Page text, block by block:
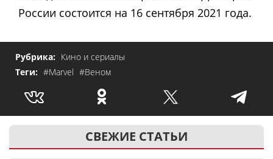
России состоится на 16 сентября 2021 года.
Рубрика: Кино и сериалы
Теги: #Marvel #Веном
СВЕЖИЕ СТАТЬИ